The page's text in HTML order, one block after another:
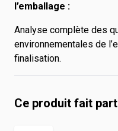
l’emballage :
Analyse complète des
environnementales de
finalisation.
Ce produit fait